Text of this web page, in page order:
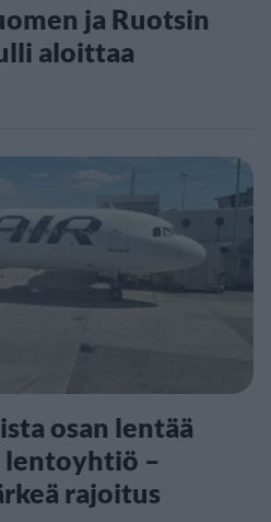
ja Ruotsin
aloittaa
osan lentää
lentoyhtiö –
rajoitus